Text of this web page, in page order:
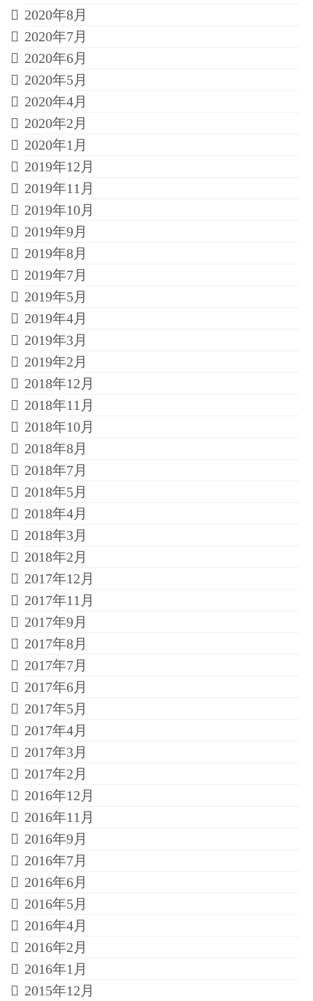
2020年8月
2020年7月
2020年6月
2020年5月
2020年4月
2020年2月
2020年1月
2019年12月
2019年11月
2019年10月
2019年9月
2019年8月
2019年7月
2019年5月
2019年4月
2019年3月
2019年2月
2018年12月
2018年11月
2018年10月
2018年8月
2018年7月
2018年5月
2018年4月
2018年3月
2018年2月
2017年12月
2017年11月
2017年9月
2017年8月
2017年7月
2017年6月
2017年5月
2017年4月
2017年3月
2017年2月
2016年12月
2016年11月
2016年9月
2016年7月
2016年6月
2016年5月
2016年4月
2016年2月
2016年1月
2015年12月